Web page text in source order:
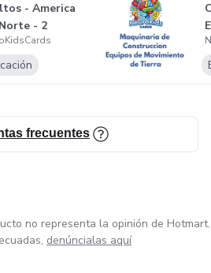
- America
- 2
frecuentes
no representa la opinión de Hotmart.
denúncialas aquí